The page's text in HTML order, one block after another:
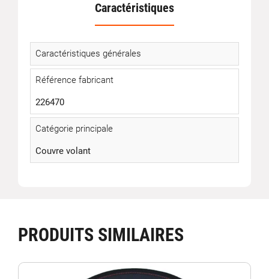
Caractéristiques
Caractéristiques générales
Référence fabricant
226470
Catégorie principale
Couvre volant
PRODUITS SIMILAIRES